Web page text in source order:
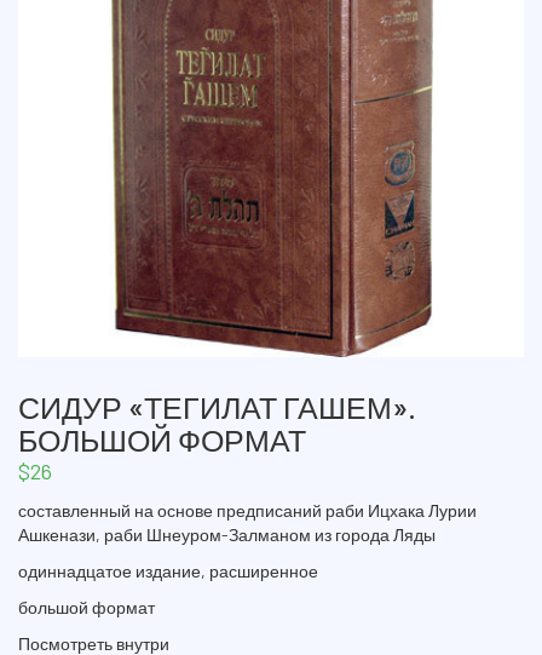
СИДУР «ТЕГИЛАТ ГАШЕМ».
БОЛЬШОЙ ФОРМАТ
$26
составленный на основе предписаний раби Ицхака Лурии
Ашкенази, раби Шнеуром-Залманом из города Ляды
одиннадцатое издание, расширенное
большой формат
Посмотреть внутри